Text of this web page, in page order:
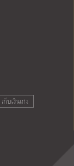
เก็บเงินเก่ง